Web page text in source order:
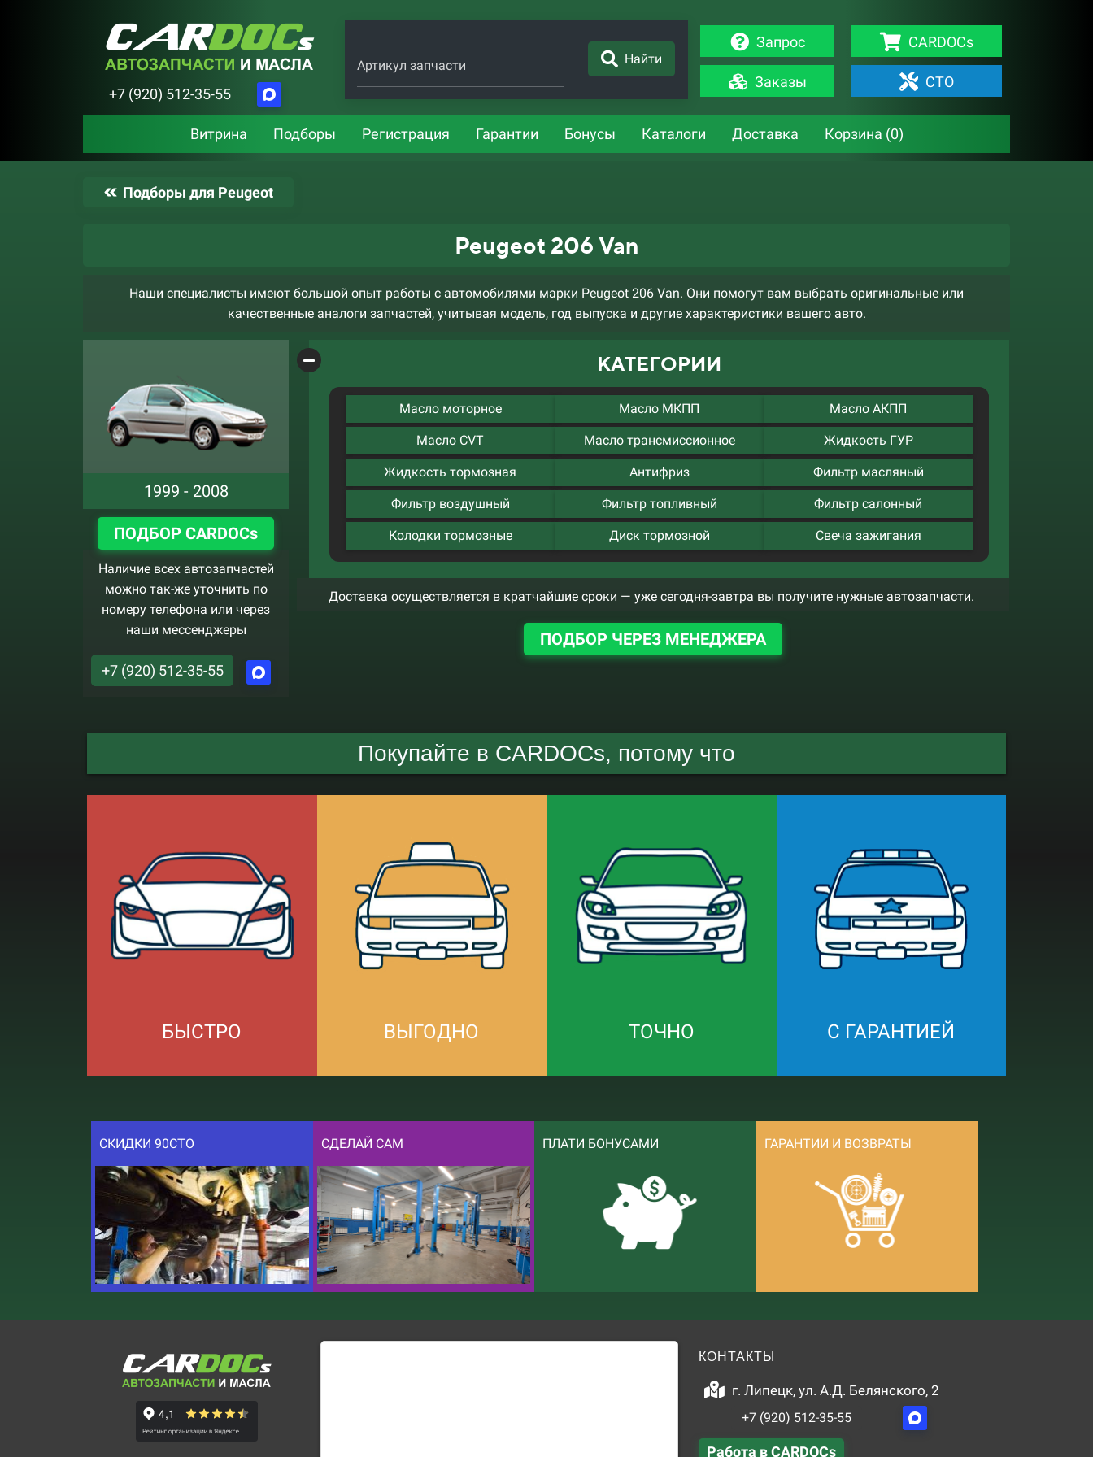
+7 (920) 512-35-55
Артикул запчасти Найти
Запрос
Заказы
CARDOCs
СТО
Витрина Подборы Регистрация Гарантии Бонусы Каталоги Доставка Корзина (0)
Подборы для Peugeot
Peugeot 206 Van
Наши специалисты имеют большой опыт работы с автомобилями марки Peugeot 206 Van. Они помогут вам выбрать оригинальные или
качественные аналоги запчастей, учитывая модель, год выпуска и другие характеристики вашего авто.
1999 - 2008
ПОДБОР CARDOCs
Наличие всех автозапчастей
можно так-же уточнить по
номеру телефона или через
наши мессенджеры
+7 (920) 512-35-55
КАТЕГОРИИ
Масло моторное Масло МКПП Масло АКПП
Масло CVT Масло трансмиссионное Жидкость ГУР
Жидкость тормозная Антифриз Фильтр масляный
Фильтр воздушный Фильтр топливный Фильтр салонный
Колодки тормозные Диск тормозной Свеча зажигания
Доставка осуществляется в кратчайшие сроки — уже сегодня-завтра вы получите нужные автозапчасти.
ПОДБОР ЧЕРЕЗ МЕНЕДЖЕРА
Покупайте в CARDOCs, потому что
БЫСТРО ВЫГОДНО ТОЧНО С ГАРАНТИЕЙ
СКИДКИ 90СТО СДЕЛАЙ САМ ПЛАТИ БОНУСАМИ ГАРАНТИИ И ВОЗВРАТЫ
КОНТАКТЫ
г. Липецк, ул. А.Д. Белянского, 2
+7 (920) 512-35-55
Работа в CARDOCs